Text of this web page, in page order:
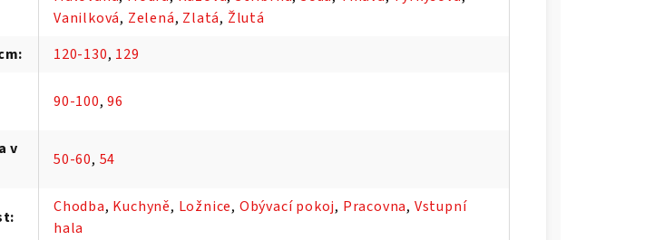
Vanilková, Zelená, Zlatá, Žlutá
: 120-130, 129
90-100,96
v
50-60, 54
:
Chodba, Kuchyně, Ložnice, Obývací pokoj, Pracovna, Vstupní
hala